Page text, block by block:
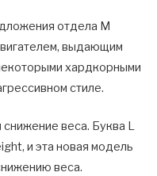
отдела М
выдающим
хардкорными
стиле.
веса. Буква L
и эта новая модель
веса.